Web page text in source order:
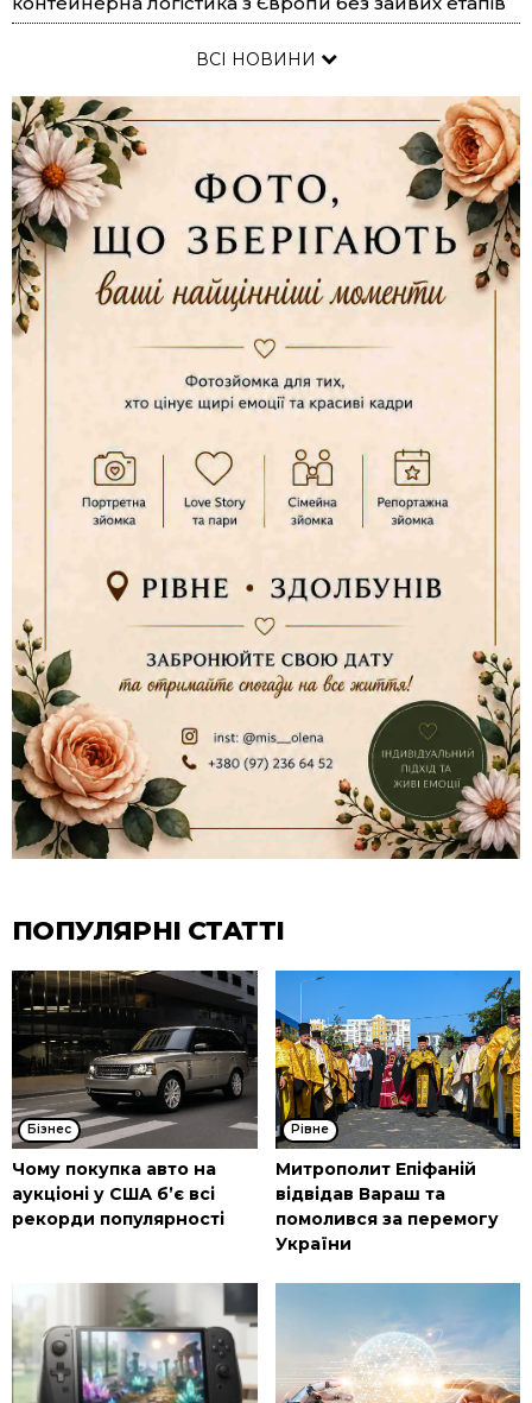
ВСІ НОВИНИ
ПОПУЛЯРНІ СТАТТІ
Бізнес
Чому покупка авто на
аукціоні у США б’є всі
рекорди популярності
Рівне
Митрополит Епіфаній
відвідав Вараш та
помолився за перемогу
України